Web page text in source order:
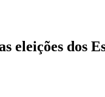
eleições dos